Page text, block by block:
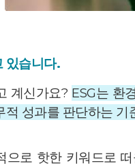
있습니다.
계신가요? ESG는 환
적 성과를 판단하는
로 핫한 키워드로 떠